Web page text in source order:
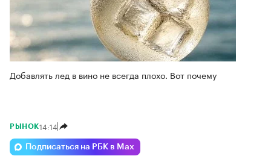
Добавлять лед в вино не всегда плохо. Вот почему
РЫНОК14:14
Подписаться на РБК в Max